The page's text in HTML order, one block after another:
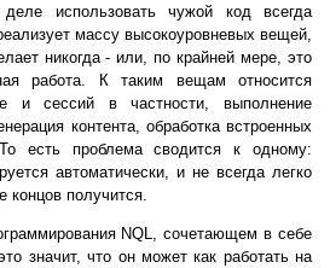
использовать чужой код всегда
массу высокоуровневых вещей,
никогда - или, по крайней мере, это
работа. К таким вещам относится
и сессий в частности, выполнение
контента, обработка встроенных
есть проблема сводится к одному:
автоматически, и не всегда легко
концов получится.
NQL, сочетающем в себе
значит, что он может как работать на